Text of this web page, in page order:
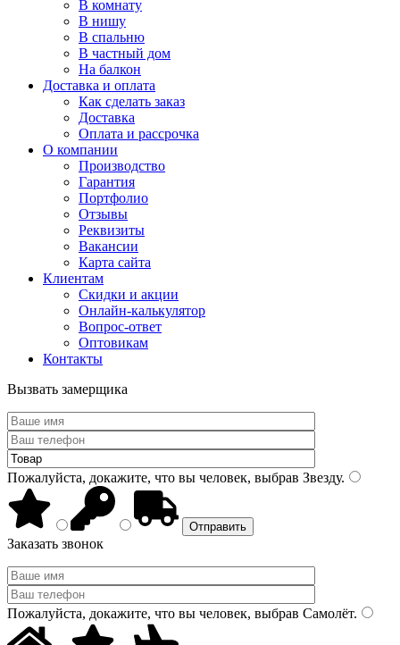
В комнату
В нишу
В спальню
В частный дом
На балкон
Доставка и оплата
Как сделать заказ
Доставка
Оплата и рассрочка
О компании
Производство
Гарантия
Портфолио
Отзывы
Реквизиты
Вакансии
Карта сайта
Клиентам
Скидки и акции
Онлайн-калькулятор
Вопрос-ответ
Оптовикам
Контакты
Вызвать замерщика
Пожалуйста, докажите, что вы человек, выбрав Звезду.
Заказать звонок
Пожалуйста, докажите, что вы человек, выбрав Самолёт.